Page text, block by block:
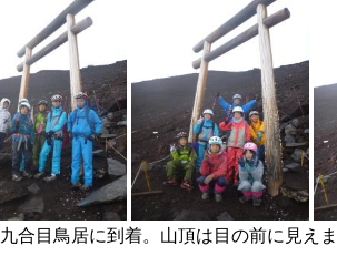
九合目鳥居に到着。山頂は目の前に見え